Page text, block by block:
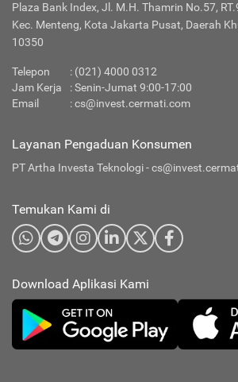
Plaza Bank Index, Jl. M.H. Thamrin No.57,
Kec. Menteng, Kota Jakarta Pusat, Daerah
10350
Telepon : (021) 4000 0312
Jam Kerja
: Senin-Jumat 9:00-17:00
Email
:cs@invest.cermati.com
Layanan Pengaduan Konsumen
PT Artha Investa Teknologi -
Temukan Kami di
Download Aplikasi Kami